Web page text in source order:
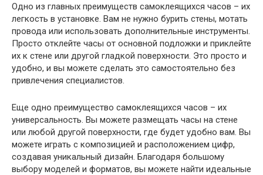
Одно из главных преимуществ самоклеящихся часов – их
легкость в установке. Вам не нужно бурить стены, мотать
провода или использовать дополнительные инструменты.
Просто отклейте часы от основной подложки и приклейте
их к стене или другой гладкой поверхности. Это просто и
удобно, и вы можете сделать это самостоятельно без
привлечения специалистов.
Еще одно преимущество самоклеящихся часов – их
универсальность. Вы можете размещать часы на стене
или любой другой поверхности, где будет удобно вам. Вы
можете играть с композицией и расположением цифр,
создавая уникальный дизайн. Благодаря большому
выбору моделей и форматов, вы можете найти идеальные